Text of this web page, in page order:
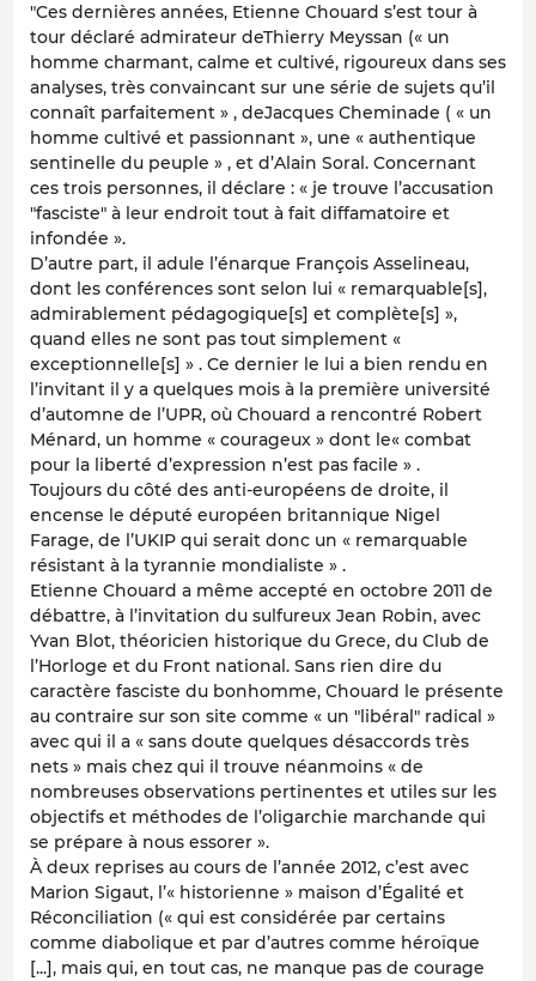
"Ces dernières années, Etienne Chouard s’est tour à
tour déclaré admirateur deThierry Meyssan (« un
homme charmant, calme et cultivé, rigoureux dans ses
analyses, très convaincant sur une série de sujets qu’il
connaît parfaitement » , deJacques Cheminade ( « un
homme cultivé et passionnant », une « authentique
sentinelle du peuple » , et d’Alain Soral. Concernant
ces trois personnes, il déclare : « je trouve l’accusation
"fasciste" à leur endroit tout à fait diffamatoire et
infondée ».
D’autre part, il adule l’énarque François Asselineau,
dont les conférences sont selon lui « remarquable[s],
admirablement pédagogique[s] et complète[s] »,
quand elles ne sont pas tout simplement «
exceptionnelle[s] » . Ce dernier le lui a bien rendu en
l’invitant il y a quelques mois à la première université
d’automne de l’UPR, où Chouard a rencontré Robert
Ménard, un homme « courageux » dont le« combat
pour la liberté d’expression n’est pas facile » .
Toujours du côté des anti-européens de droite, il
encense le député européen britannique Nigel
Farage, de l’UKIP qui serait donc un « remarquable
résistant à la tyrannie mondialiste » .
Etienne Chouard a même accepté en octobre 2011 de
débattre, à l’invitation du sulfureux Jean Robin, avec
Yvan Blot, théoricien historique du Grece, du Club de
l’Horloge et du Front national. Sans rien dire du
caractère fasciste du bonhomme, Chouard le présente
au contraire sur son site comme « un "libéral" radical »
avec qui il a « sans doute quelques désaccords très
nets » mais chez qui il trouve néanmoins « de
nombreuses observations pertinentes et utiles sur les
objectifs et méthodes de l’oligarchie marchande qui
se prépare à nous essorer ».
À deux reprises au cours de l’année 2012, c’est avec
Marion Sigaut, l’« historienne » maison d’Égalité et
Réconciliation (« qui est considérée par certains
comme diabolique et par d’autres comme héroïque
[...], mais qui, en tout cas, ne manque pas de courage